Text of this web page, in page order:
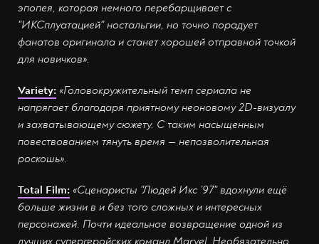
эпопея, которая немного перебарщивает с
"ИКСплуатацией" ностальгии, но точно порадует
фанатов оригинала и станет хорошей отправной точкой
для новичков».
Variety: «Головокружительный темп сериала не
напрягает благодаря приятному неоновому 2D-визуалу
и захватывающему сюжету. С таким насыщенным
повествованием тянуть время — непозволительная
роскошь».
Total Film: «Сценаристы "Людей Икс ’97" вдохнули ещё
больше жизни в и без того сложных и интересных
персонажей. Почти идеальное возвращение одной из
лучших супергеройских команд Marvel. Необязательно